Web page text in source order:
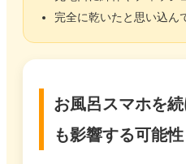
完全に乾いたと思い込ん
お風呂スマホを
も影響する可能性